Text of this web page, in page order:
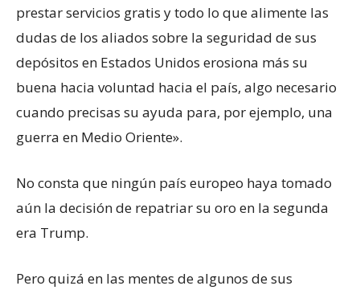
prestar servicios gratis y todo lo que alimente las
dudas de los aliados sobre la seguridad de sus
depósitos en Estados Unidos erosiona más su
buena hacia voluntad hacia el país, algo necesario
cuando precisas su ayuda para, por ejemplo, una
guerra en Medio Oriente».
No consta que ningún país europeo haya tomado
aún la decisión de repatriar su oro en la segunda
era Trump.
Pero quizá en las mentes de algunos de sus